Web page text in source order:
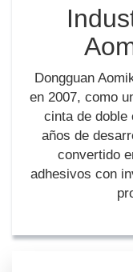
Dongguan
en 2007, como
cinta de doble
años de
convertido
adhesivos con